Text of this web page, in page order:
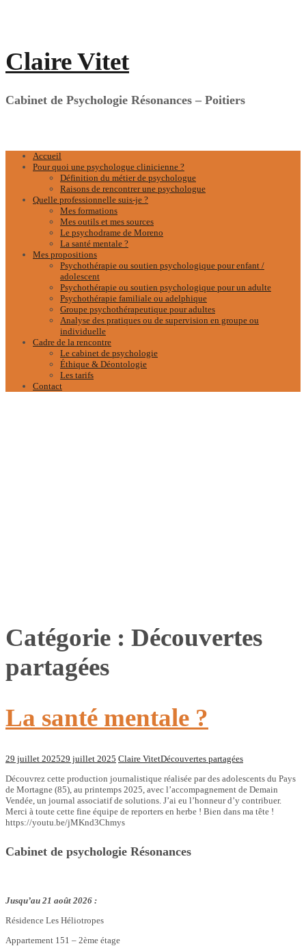
Claire Vitet
Cabinet de Psychologie Résonances – Poitiers
Accueil
Pour quoi une psychologue clinicienne ?
Définition du métier de psychologue
Raisons de rencontrer une psychologue
Quelle professionnelle suis-je ?
Mes formations
Mes outils et mes sources
Le psychodrame de Moreno
La santé mentale ?
Mes propositions
Psychothérapie ou soutien psychologique pour enfant /
adolescent
Psychothérapie ou soutien psychologique pour un adulte
Psychothérapie familiale ou adelphique
Groupe psychothérapeutique pour adultes
Analyse des pratiques ou de supervision en groupe ou
individuelle
Cadre de la rencontre
Le cabinet de psychologie
Éthique & Déontologie
Les tarifs
Contact
Catégorie : Découvertes
partagées
La santé mentale ?
29 juillet 202529 juillet 2025 Claire VitetDécouvertes partagées
Découvrez cette production journalistique réalisée par des adolescents du Pays
de Mortagne (85), au printemps 2025, avec l’accompagnement de Demain
Vendée, un journal associatif de solutions. J’ai eu l’honneur d’y contribuer.
Merci à toute cette fine équipe de reporters en herbe ! Bien dans ma tête !
https://youtu.be/jMKnd3Chmys
Cabinet de psychologie Résonances
Jusqu’au 21 août 2026 :
Résidence Les Héliotropes
Appartement 151 – 2ème étage